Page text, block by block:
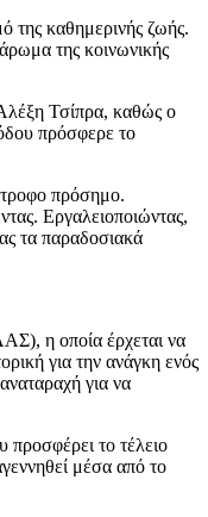
της καθημερινής ζωής.
της κοινωνικής
Τσίπρα, καθώς ο
πρόσφερε το
πρόσημο.
Εργαλειοποιώντας,
τα παραδοσιακά
η οποία έρχεται να
για την ανάγκη ενός
για να
το τέλειο
μέσα από το